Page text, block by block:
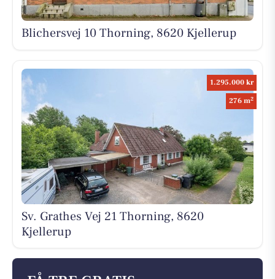
Blichersvej 10 Thorning, 8620 Kjellerup
1.295.000 kr
276 m2
Sv. Grathes Vej 21 Thorning, 8620
Kjellerup